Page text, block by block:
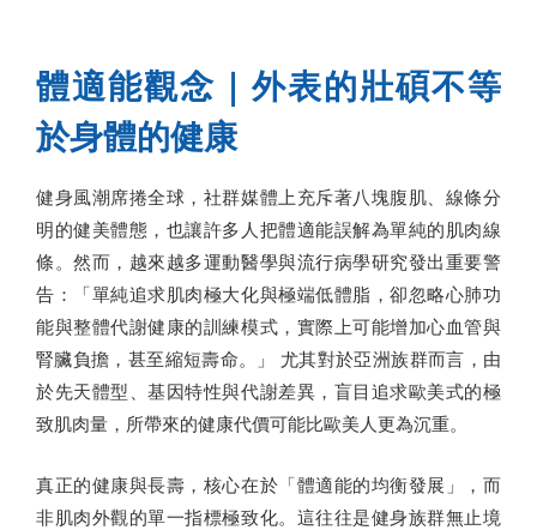
體適能觀念｜外表的壯碩不等
於身體的健康
健身風潮席捲全球，社群媒體上充斥著八塊腹肌、線條分
明的健美體態，也讓許多人把體適能誤解為單純的肌肉線
條。然而，越來越多運動醫學與流行病學研究發出重要警
告：「單純追求肌肉極大化與極端低體脂，卻忽略心肺功
能與整體代謝健康的訓練模式，實際上可能增加心血管與
腎臟負擔，甚至縮短壽命。」 尤其對於亞洲族群而言，由
於先天體型、基因特性與代謝差異，盲目追求歐美式的極
致肌肉量，所帶來的健康代價可能比歐美人更為沉重。
真正的健康與長壽，核心在於「體適能的均衡發展」，而
非肌肉外觀的單一指標極致化。這往往是健身族群無止境